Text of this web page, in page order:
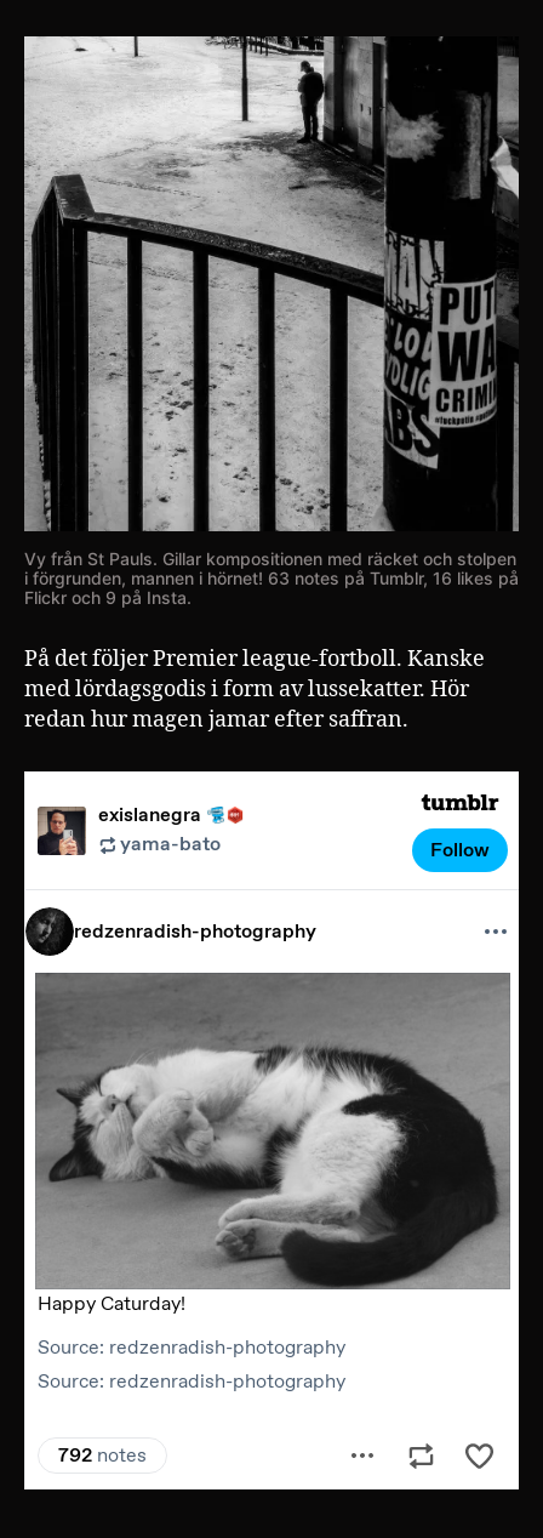
Vy från St Pauls. Gillar kompositionen med räcket och stolpen
i förgrunden, mannen i hörnet! 63 notes på Tumblr, 16 likes på
Flickr och 9 på Insta.
På det följer Premier league-fortboll. Kanske
med lördagsgodis i form av lussekatter. Hör
redan hur magen jamar efter saffran.